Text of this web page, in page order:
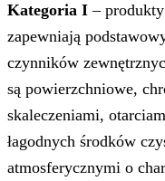
Kategoria I –
zapewniają
czynników
są powierzchniowe,
skaleczeniami,
łagodnych środków
atmosferycznymi o